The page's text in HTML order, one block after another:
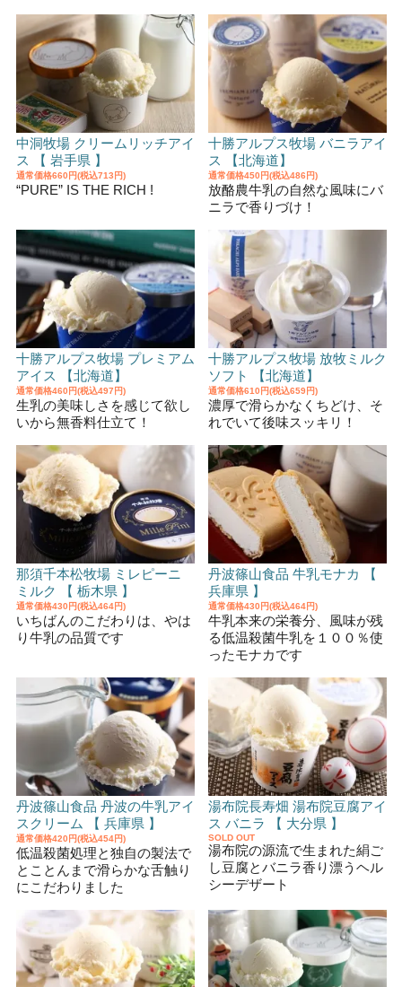
中洞牧場 クリームリッチアイ
ス 【 岩手県 】
通常価格660円(税込713円)
“PURE” IS THE RICH !
十勝アルプス牧場 バニラアイ
ス 【北海道】
通常価格450円(税込486円)
放酪農牛乳の自然な風味にバ
ニラで香りづけ！
十勝アルプス牧場 プレミアム
アイス 【北海道】
通常価格460円(税込497円)
生乳の美味しさを感じて欲し
いから無香料仕立て！
十勝アルプス牧場 放牧ミルク
ソフト 【北海道】
通常価格610円(税込659円)
濃厚で滑らかなくちどけ、そ
れでいて後味スッキリ！
那須千本松牧場 ミレピーニ
ミルク 【 栃木県 】
通常価格430円(税込464円)
いちばんのこだわりは、やは
り牛乳の品質です
丹波篠山食品 牛乳モナカ 【
兵庫県 】
通常価格430円(税込464円)
牛乳本来の栄養分、風味が残
る低温殺菌牛乳を１００％使
ったモナカです
丹波篠山食品 丹波の牛乳アイ
スクリーム 【 兵庫県 】
通常価格420円(税込454円)
低温殺菌処理と独自の製法で
とことんまで滑らかな舌触り
にこだわりました
湯布院長寿畑 湯布院豆腐アイ
ス バニラ 【 大分県 】
SOLD OUT
湯布院の源流で生まれた絹ご
し豆腐とバニラ香り漂うヘル
シーデザート